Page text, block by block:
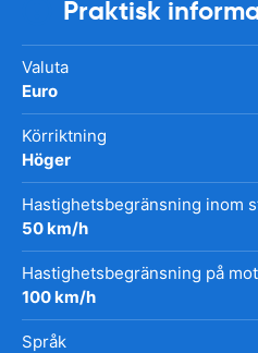
Praktisk
Valuta
Euro
Körriktning
Höger
Hastighetsbegränsning inom
50 km/h
Hastighetsbegränsning på
100 km/h
Språk